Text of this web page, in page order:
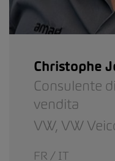
Christophe
Consulente
vendita
VW, VW
FR / IT